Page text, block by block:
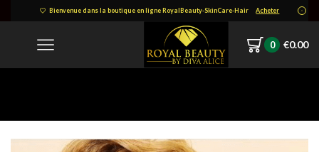
Bienvenue dans la boutique en ligne RoyalBeauty-SkinCare-Hair Acheter
0 €0.00